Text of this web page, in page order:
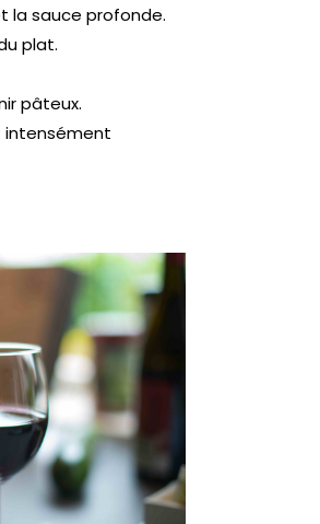
la sauce profonde.
plat.
pâteux.
intensément